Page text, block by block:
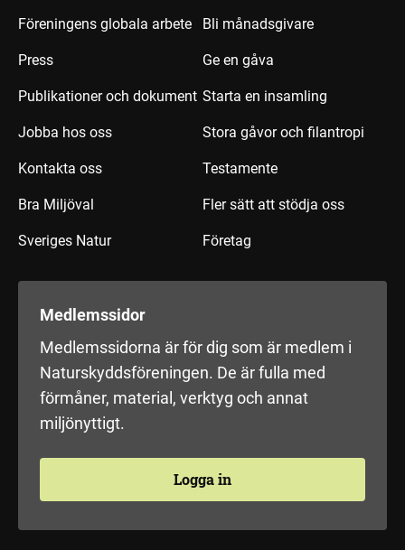
Föreningens globala arbete
Press
Publikationer och dokument
Jobba hos oss
Kontakta oss
Bra Miljöval
Sveriges Natur
Bli månadsgivare
Ge en gåva
Starta en insamling
Stora gåvor och filantropi
Testamente
Fler sätt att stödja oss
Företag
Medlemssidor
Medlemssidorna är för dig som är medlem i
Naturskyddsföreningen. De är fulla med
förmåner, material, verktyg och annat
miljönyttigt.
Logga in